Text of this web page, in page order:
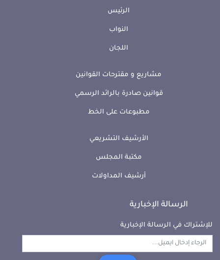
الرئيس
النواب
اللجان
مشاريع و مقترحات القوانين
قوانين صادرة بالرائد الرسمي
مطبوعات على الخط
الأرشيف التشريعي
مكتبة المجلس
أرشيف المداولات
الرسالة الإخبارية
للإشتراك في الرسالة الإخبارية